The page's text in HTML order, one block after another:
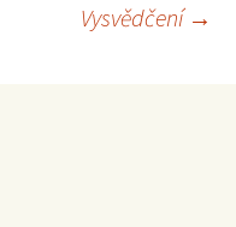
Vysvědčení →